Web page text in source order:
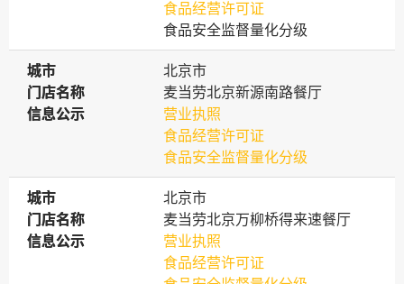
食品经营许可证
食品安全监督量化分级
城市
城市
北京市
门店名称
门店名称
麦当劳北京新源南路餐厅
信息公示
信息公示
营业执照
食品经营许可证
食品安全监督量化分级
城市
城市
北京市
门店名称
门店名称
麦当劳北京万柳桥得来速餐厅
信息公示
信息公示
营业执照
食品经营许可证